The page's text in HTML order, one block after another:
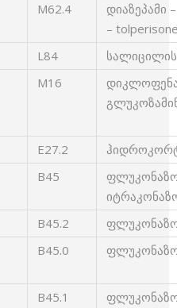
M62.4
დიაზეპამი
–
L84
სალიცილის
M16
E27.2
B45
B45.2
B45.0
B45.1